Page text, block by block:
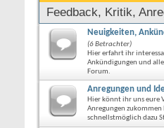
Feedback, Kritik,
Neuigkeiten,
(6 Betrachter)
Hier erfahrt ihr
Ankündigungen und
Forum.
Anregungen und
Hier könnt ihr uns eure
Anregungen zukommen
schnellstmöglich dazu